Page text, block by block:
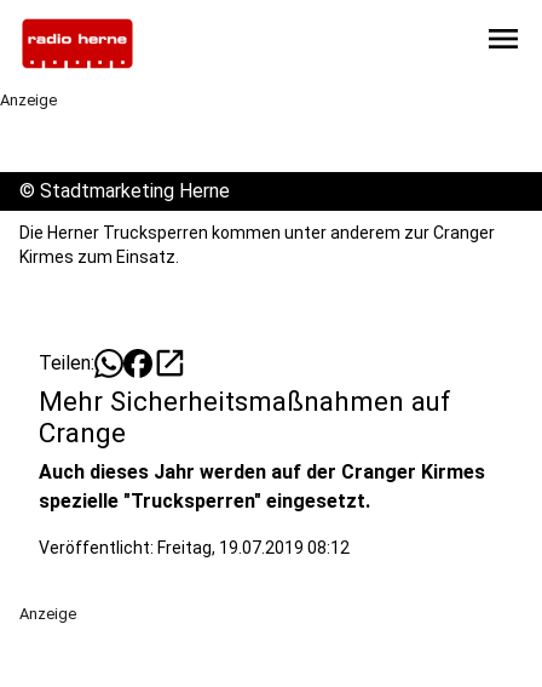
menu
Anzeige
© Stadtmarketing Herne
Die Herner Trucksperren kommen unter anderem zur Cranger
Kirmes zum Einsatz.
Teilen: open_in_new
Mehr Sicherheitsmaßnahmen auf
Crange
Auch dieses Jahr werden auf der Cranger Kirmes
spezielle "Trucksperren" eingesetzt.
Veröffentlicht: Freitag, 19.07.2019 08:12
Anzeige